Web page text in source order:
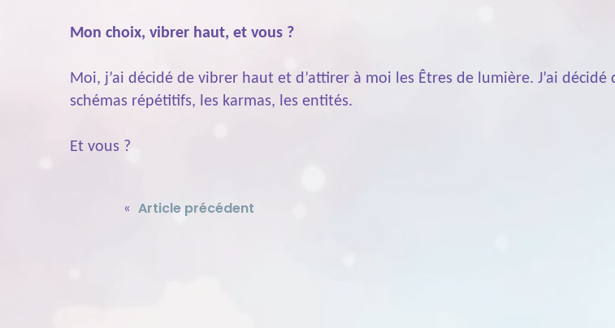
Mon choix, vibrer haut, et vous ?
Moi, j’ai décidé de vibrer haut et d’attirer à moi les Êtres de lumière. J’ai
schémas répétitifs, les karmas, les entités.
Et vous ?
« Article précédent